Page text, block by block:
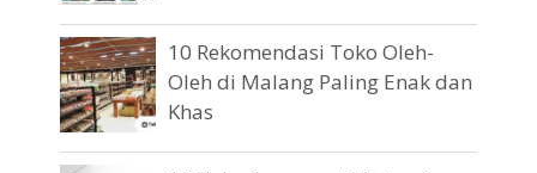
10 Rekomendasi Toko Oleh-
Oleh di Malang Paling Enak dan
Khas